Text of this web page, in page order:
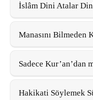
İslâm Dini Atalar
Manasını Bilmeden
Sadece Kur’an’dan
Hakikati Söylemek